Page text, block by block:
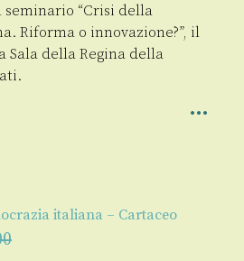
seminario “Crisi della
Riforma o innovazione?”, il
Sala della Regina della
italiana – Cartaceo